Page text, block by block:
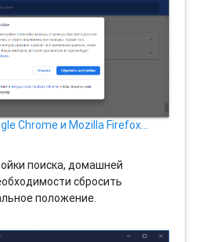
Chrome и Mozilla Firefox…
поиска, домашней
сбросить
положение.